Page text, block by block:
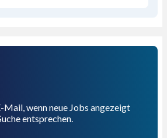
Mail, wenn neue Jobs angezeigt
entsprechen.